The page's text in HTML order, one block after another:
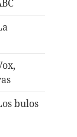
bulos